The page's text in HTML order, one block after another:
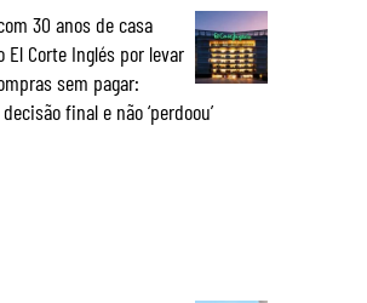
30 anos de casa
El Corte Inglés por levar
sem pagar:
final e não ‘perdoou’